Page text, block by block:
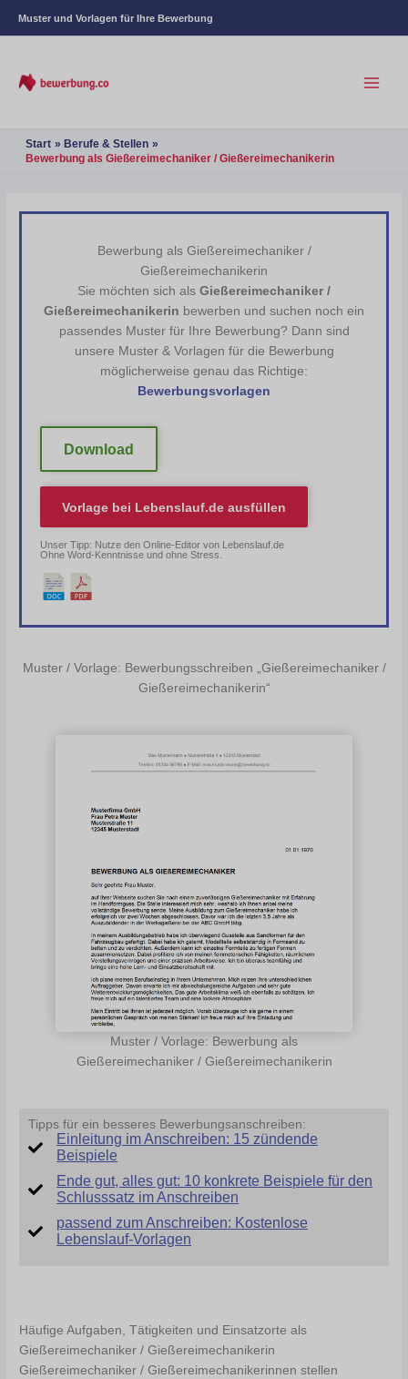
Muster und Vorlagen für Ihre Bewerbung
Start
Berufe & Stellen
Bewerbung als Gießereimechaniker / Gießereimechanikerin
Bewerbung als Gießereimechaniker /
Gießereimechanikerin
Sie möchten sich als Gießereimechaniker /
Gießereimechanikerin bewerben und suchen noch ein
passendes Muster für Ihre Bewerbung? Dann sind
unsere Muster & Vorlagen für die Bewerbung
möglicherweise genau das Richtige:
Bewerbungsvorlagen
Download
Vorlage bei Lebenslauf.de ausfüllen
Unser Tipp: Nutze den Online-Editor von Lebenslauf.de
Ohne Word-Kenntnisse und ohne Stress.
Muster / Vorlage: Bewerbungsschreiben „Gießereimechaniker /
Gießereimechanikerin“
Muster / Vorlage: Bewerbung als
Gießereimechaniker / Gießereimechanikerin
Tipps für ein besseres Bewerbungsanschreiben:
Einleitung im Anschreiben: 15 zündende
Beispiele
Ende gut, alles gut: 10 konkrete Beispiele für den
Schlusssatz im Anschreiben
passend zum Anschreiben: Kostenlose
Lebenslauf-Vorlagen
Häufige Aufgaben, Tätigkeiten und Einsatzorte als
Gießereimechaniker / Gießereimechanikerin
Gießereimechaniker / Gießereimechanikerinnen stellen